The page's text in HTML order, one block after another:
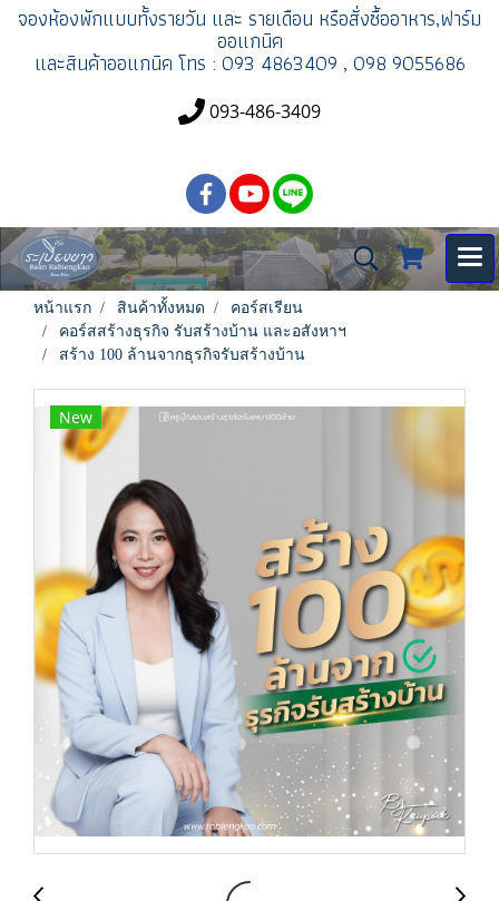
จองห้องพักแบบทั้งรายวัน และ รายเดือน หรือสั่งซื้ออาหาร,ฟาร์ม
ออแกนิค
และสินค้าออแกนิค โทร : 093 4863409 , 098 9055686
093-486-3409
หน้าแรก สินค้าทั้งหมด
คอร์สเรียน
คอร์สสร้างธุรกิจ รับสร้างบ้าน และอสังหาฯ
สร้าง 100 ล้านจากธุรกิจรับสร้างบ้าน
New